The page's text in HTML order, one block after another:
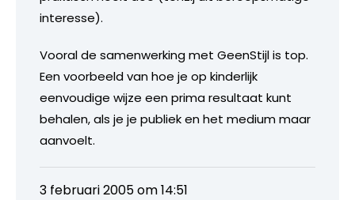
interesse).
Vooral de samenwerking met GeenStijl is top.
Een voorbeeld van hoe je op kinderlijk
eenvoudige wijze een prima resultaat kunt
behalen, als je je publiek en het medium maar
aanvoelt.
3 februari 2005 om 14:51